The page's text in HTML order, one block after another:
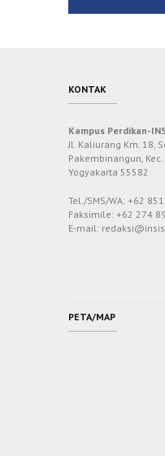
KONTAK
Kampus Perdikan-
Jl. Kaliurang Km. 18,
Pakembinangun,
Yogyakarta 55582
Tel./SMS/WA: +62
Faksimile: +62 274
E-mail:
PETA/MAP